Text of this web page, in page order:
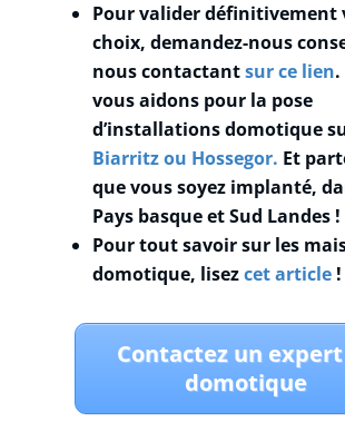
Pour valider définitivement
choix, demandez-nous
nous contactantsur ce lien
vous aidons pour la pose
d’installations domotique
Biarritzou Hossegor. Et
que vous soyez implanté,
Pays basque et Sud Landes !
Pour tout savoir sur les
domotique, lisezcet article !
Contactez un
domotique